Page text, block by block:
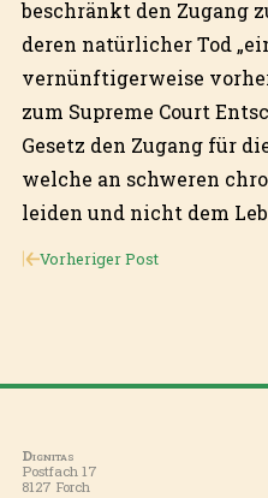
beschränkt den Zugang
deren natürlicher Tod
vernünftigerweise
zum Supreme Court
Gesetz den Zugang für
welche an schweren
leiden und nicht dem
Vorheriger Post
Dignitas
Postfach 17
8127 Forch